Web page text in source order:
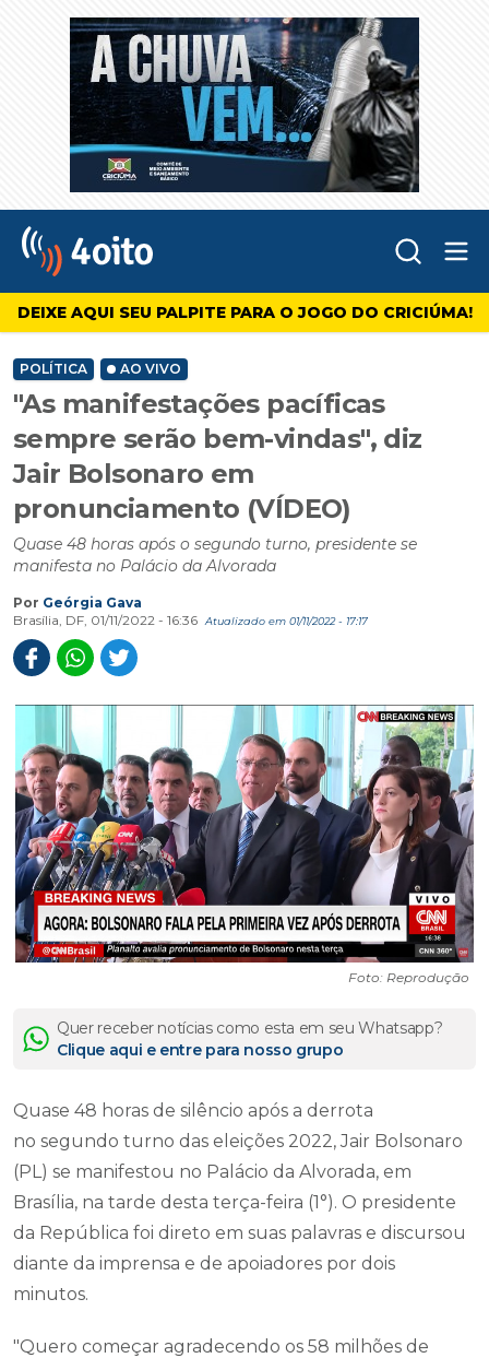
4oito
DEIXE AQUI SEU PALPITE PARA O JOGO DO CRICIÚMA!
POLÍTICA AO VIVO
"As manifestações pacíficas
sempre serão bem-vindas", diz
Jair Bolsonaro em
pronunciamento (VÍDEO)
Quase 48 horas após o segundo turno, presidente se
manifesta no Palácio da Alvorada
Por Geórgia Gava
Brasília, DF, 01/11/2022 - 16:36
Atualizado em 01/11/2022 - 17:17
Foto: Reprodução
Quer receber notícias como esta em seu Whatsapp?
Clique aqui e entre para nosso grupo
Quase 48 horas de silêncio após a derrota
no segundo turno das eleições 2022, Jair Bolsonaro
(PL) se manifestou no Palácio da Alvorada, em
Brasília, na tarde desta terça-feira (1°). O presidente
da República foi direto em suas palavras e discursou
diante da imprensa e de apoiadores por dois
minutos.
"Quero começar agradecendo os 58 milhões de